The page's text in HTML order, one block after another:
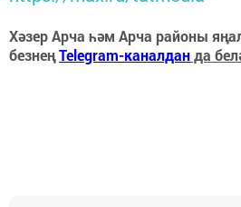
Хәзер Арча һәм Арча районы
безнеңTelegram-каналданда